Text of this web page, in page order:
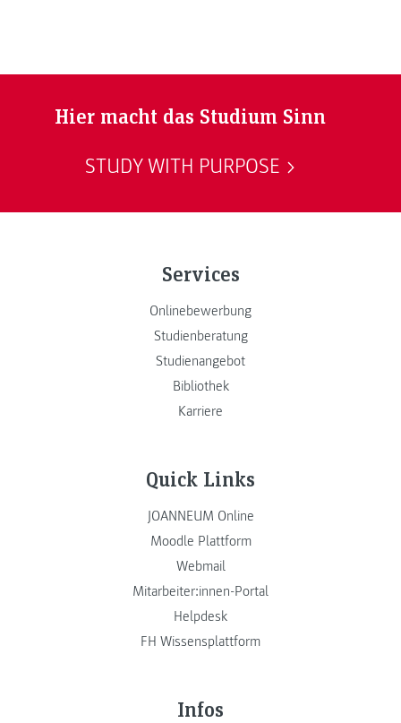
Hier macht das Studium Sinn
STUDY WITH PURPOSE
Services
Onlinebewerbung
Studienberatung
Studienangebot
Bibliothek
Karriere
Quick Links
JOANNEUM Online
Moodle Plattform
Webmail
Mitarbeiter:innen-Portal
Helpdesk
FH Wissensplattform
Infos